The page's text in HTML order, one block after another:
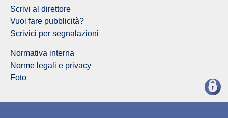
Scrivi al direttore
Vuoi fare pubblicità?
Scrivici per segnalazioni
Normativa interna
Norme legali e privacy
Foto